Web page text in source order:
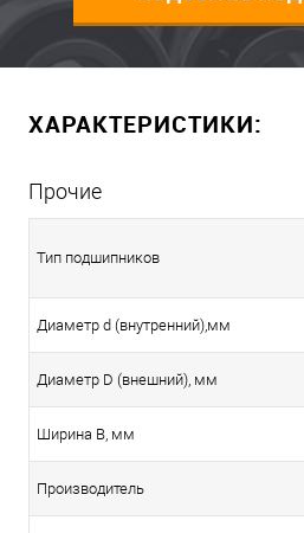
ХАРАКТЕРИСТИКИ:
Прочие
Тип подшипников
Диаметр d (внутренний),мм
Диаметр D (внешний), мм
Ширина B, мм
Производитель